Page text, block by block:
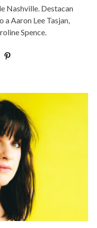
Nashville. Destacan
a Aaron Lee Tasjan,
Spence.